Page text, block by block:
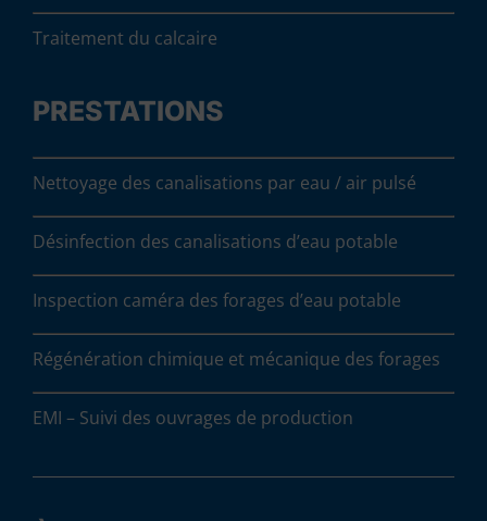
Traitement du calcaire
PRESTATIONS
Nettoyage des canalisations par eau / air pulsé
Désinfection des canalisations d’eau potable
Inspection caméra des forages d’eau potable
Régénération chimique et mécanique des forages
EMI – Suivi des ouvrages de production